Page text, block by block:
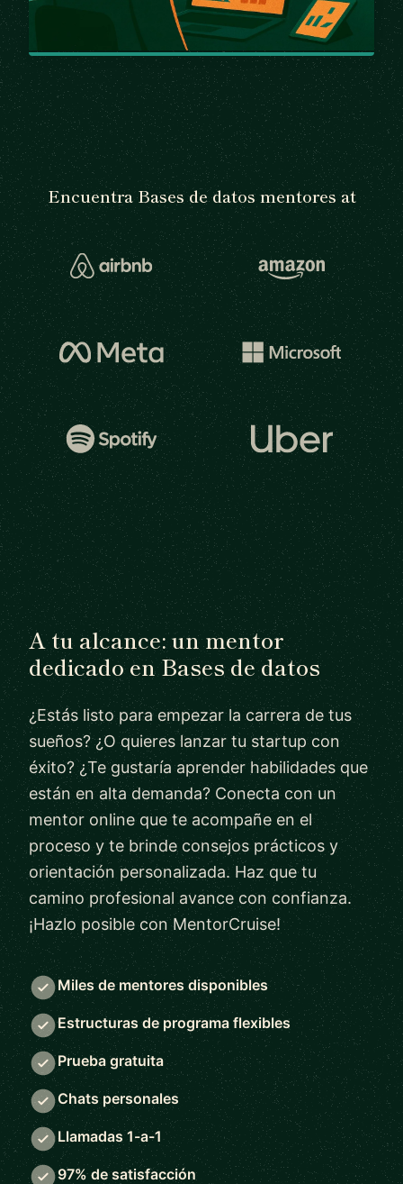
Encuentra Bases de datos mentores at
A tu alcance: un mentor
dedicado en Bases de datos
¿Estás listo para empezar la carrera de tus
sueños? ¿O quieres lanzar tu startup con
éxito? ¿Te gustaría aprender habilidades que
están en alta demanda? Conecta con un
mentor online que te acompañe en el
proceso y te brinde consejos prácticos y
orientación personalizada. Haz que tu
camino profesional avance con confianza.
¡Hazlo posible con MentorCruise!
Miles de mentores disponibles
Estructuras de programa flexibles
Prueba gratuita
Chats personales
Llamadas 1-a-1
97% de satisfacción